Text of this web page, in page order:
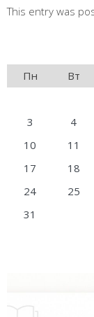
This entry was
Пн
Вт
3
4
10
11
17
18
24
25
31